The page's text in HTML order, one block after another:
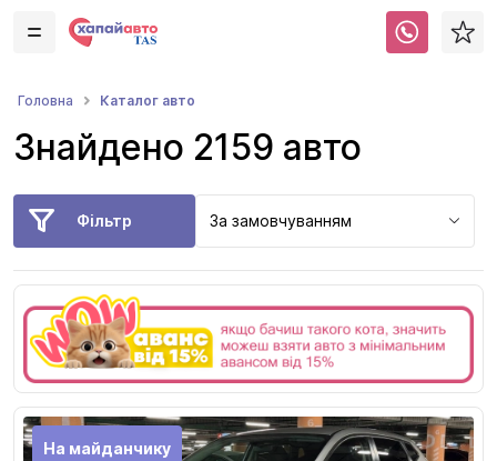
Головна Каталог авто
Знайдено 2159 авто
Фільтр За замовчуванням
На майданчику